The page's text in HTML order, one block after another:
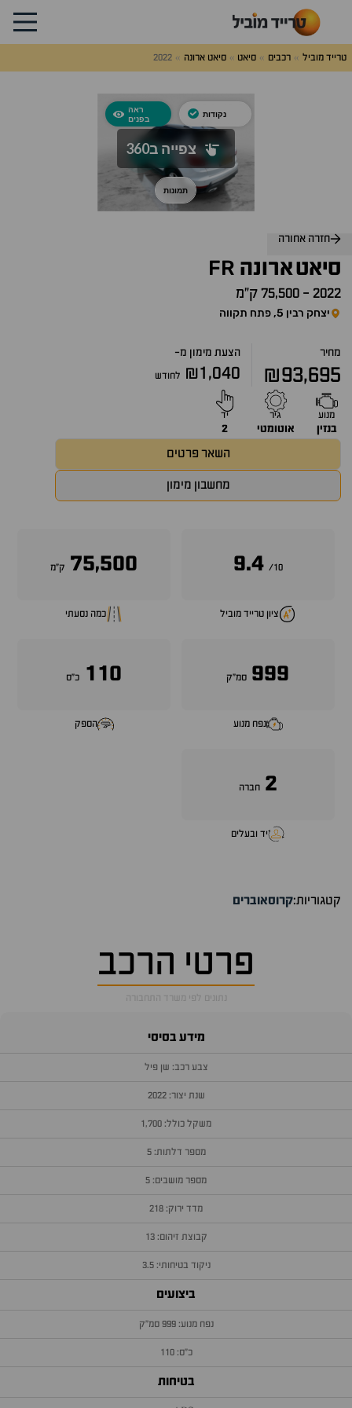
טרייד מוביל רכבים סיאט סיאט ארונה 2022
חזרה אחורה
סיאטארונה FR
2022
- 75,500 ק״מ
יצחק רבין 5, פתח תקווה
מחיר
₪93,695
הצעת מימון מ-
₪1,040 לחודש
מנוע
בנזין
גיר
אוטומטי
יד
2
השאר פרטים
מחשבון מימון
10/
9.4
ציון טרייד מוביל
75,500 ק״מ
כמה נסעתי
999 סמ״ק
נפח מנוע
110 כ״ס
הספק
2 חברה
יד ובעלים
קטגוריות:קרוסאוברים
פרטי הרכב
נתונים לפי משרד התחבורה
מידע בסיסי
צבע רכב: שן פיל
שנת יצור: 2022
משקל כולל: 1,700
מספר דלתות: 5
מספר מושבים: 5
מדד ירוק: 218
קבוצת זיהום: 13
ניקוד בטיחותי: 3.5
ביצועים
נפח מנוע: 999 סמ״ק
כ״ס: 110
בטיחות